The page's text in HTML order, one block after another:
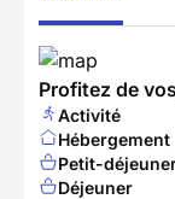
Profitez de
Activité
Hébergement
Petit-
Déjeuner